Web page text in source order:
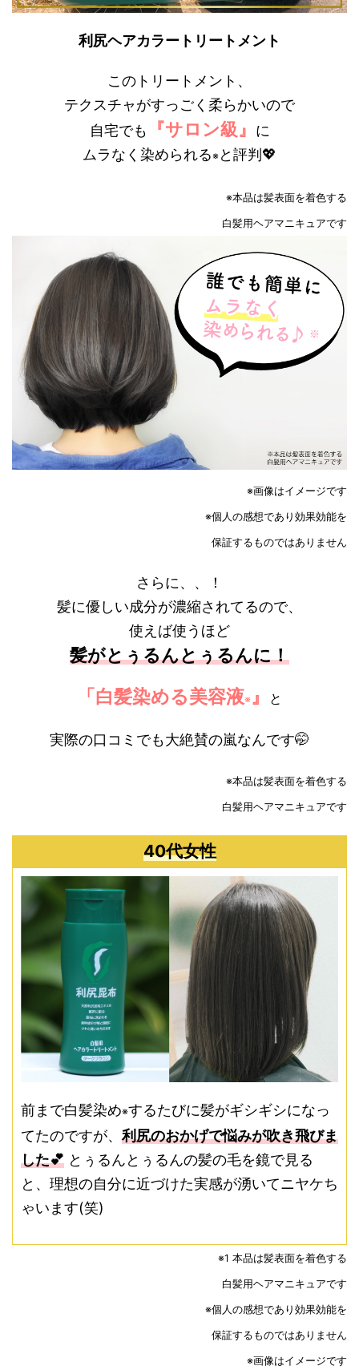
利尻ヘアカラートリートメント
このトリートメント、
テクスチャがすっごく柔らかいので
自宅でも
『サロン級』
に
ムラなく染められる※ と評判💖
※本品は髪表面を着色する
白髪用ヘアマニキュアです
※画像はイメージです
※個人の感想であり効果効能を
保証するものではありません
さらに、、！
髪に優しい成分が濃縮されてるので、
使えば使うほど
髪がとぅるんとぅるんに！
「白髪染める美容液※』 と
実際の口コミでも大絶賛の嵐なんです🤭
※本品は髪表面を着色する
白髪用ヘアマニキュアです
40代女性
前まで白髪染め※するたびに髪がギシギシになっ
てたのですが、利尻のおかげで悩みが吹き飛びま
した💕 とぅるんとぅるんの髪の毛を鏡で見る
と、理想の自分に近づけた実感が湧いてニヤケち
ゃいます(笑)
※1 本品は髪表面を着色する
白髪用ヘアマニキュアです
※個人の感想であり効果効能を
保証するものではありません
※画像はイメージです